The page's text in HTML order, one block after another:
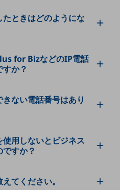
介
ときはどのようにな
for BizなどのIP電話
か？
ない電話番号はあり
用しないとビジネス
すか？
てください。